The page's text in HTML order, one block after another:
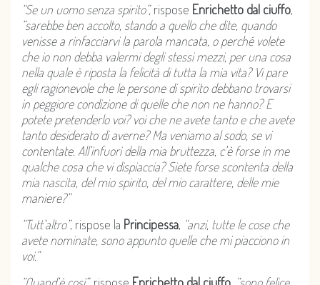
“Se un uomo senza spirito”,rispose Enrichetto dal ciuffo,
“sarebbe ben accolto, stando a quello che dite, quando
venisse a rinfacciarvi la parola mancata, o perché volete
che io non debba valermi degli stessi mezzi, per una cosa
nella quale è riposta la felicità di tutta la mia vita? Vi pare
egli ragionevole che le persone di spirito debbano trovarsi
in peggiore condizione di quelle che non ne hanno? E
potete pretenderlo voi? voi che ne avete tanto e che avete
tanto desiderato di averne? Ma veniamo al sodo, se vi
contentate. All’infuori della mia bruttezza, c’è forse in me
qualche cosa che vi dispiaccia? Siete forse scontenta della
mia nascita, del mio spirito, del mio carattere, delle mie
maniere?”
“Tutt’altro”, rispose la Principessa, “anzi, tutte le cose che
avete nominate, sono appunto quelle che mi piacciono in
voi.”
“Quand’è così”, rispose Enrichetto dal ciuffo, “sono felice,